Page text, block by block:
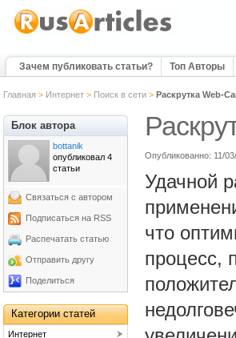
Зачем публиковать статьи? Топ Авторы
Главная > Интернет> Поиск в сети> Раскрутка Web-
Опубликованно: 11/
Удачной
что
процесс,
Блок автора
bottanik
опубликовал 4
статьи
Связаться с автором
Подписаться на RSS
Распечатать статью
Отправить другу
Поделиться
Категории статей
Интернет